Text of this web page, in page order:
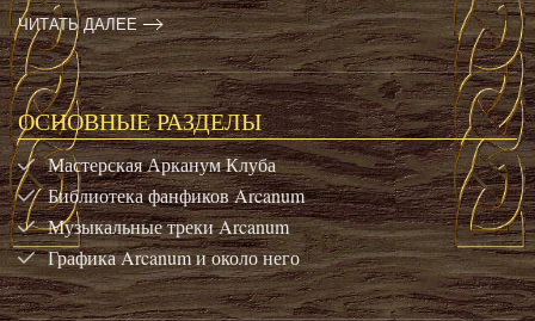
ЧИТАТЬ ДАЛЕЕ
ОСНОВНЫЕ РАЗДЕЛЫ
Мастерская Арканум Клуба
Библиотека фанфиков Arcanum
Музыкальные треки Arcanum
Графика Arcanum и около него